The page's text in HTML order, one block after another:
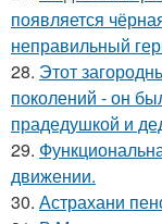
появляется
неправильный
28. Этот
поколений - он
прадедушкой и
29.
движении.
30. Астрахани